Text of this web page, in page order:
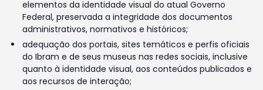
elementos da identidade visual do atual Governo
Federal, preservada a integridade dos documentos
administrativos, normativos e históricos;
adequação dos portais, sites temáticos e perfis oficiais
do Ibram e de seus museus nas redes sociais, inclusive
quanto à identidade visual, aos conteúdos publicados e
aos recursos de interação;